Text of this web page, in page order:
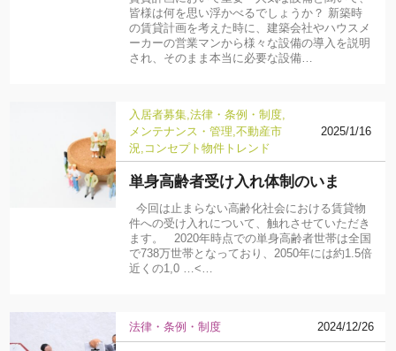
皆様は何を思い浮かべるでしょうか？ 新築時
の賃貸計画を考えた時に、建築会社やハウスメ
ーカーの営業マンから様々な設備の導入を説明
され、そのまま本当に必要な設備…
入居者募集 法律・条例・制度
メンテナンス・管理 不動産市
況 コンセプト物件 トレンド
2025/1/16
単身高齢者受け入れ体制のいま
今回は止まらない高齢化社会における賃貸物
件への受け入れについて、触れさせていただき
ます。 2020年時点での単身高齢者世帯は全国
で738万世帯となっており、2050年には約1.5倍
近くの1,0 …<…
法律・条例・制度 2024/12/26